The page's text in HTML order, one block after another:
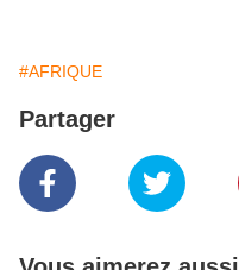
#AFRIQUE
Partager